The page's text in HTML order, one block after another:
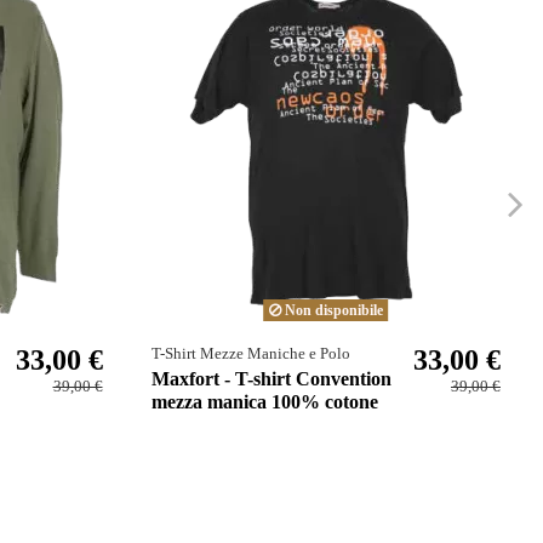
33,00 €
39,00 €
Non disponibile
T-Shirt Mezze Maniche e Polo
Maxfort - T-shirt Convention
mezza manica 100% cotone
33,00 €
39,00 €